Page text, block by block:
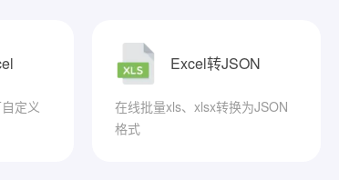
定义
Excel转JSON
在线批量xls、xlsx转换为JSON
格式